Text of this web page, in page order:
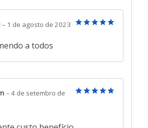
– 1 de agosto de 2023
a todos
– 4 de setembro de